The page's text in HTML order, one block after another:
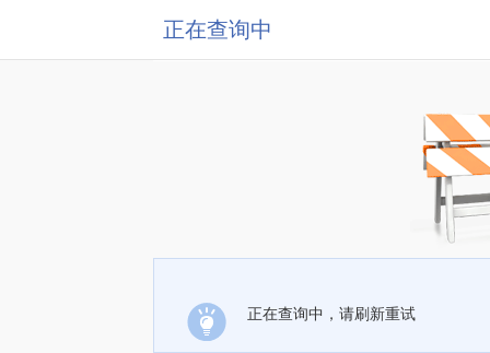
正在查询中
正在查询中，请刷新重试